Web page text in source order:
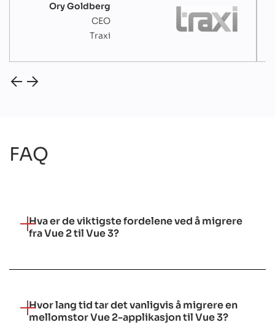
Ory Goldberg
CEO
Traxi
FAQ
Hva er de viktigste fordelene ved å migrere
fra Vue 2 til Vue 3?
Hvor lang tid tar det vanligvis å migrere en
mellomstor Vue 2-applikasjon til Vue 3?